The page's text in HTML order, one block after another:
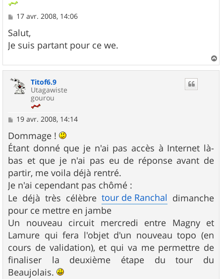
M
s
s
a
e
17 avr. 2008, 14:06
Salut,
Je suis partant pour ce we.
a
Titof6.9
Utagawiste
gourou
M
s
s
a
g
e
19 avr. 2008, 14:14
Dommage !
Étant donné que je n'ai pas accès à Internet là-
bas et que je n'ai pas eu de réponse avant de
partir, me voila déjà rentré.
Je n'ai cependant pas chômé :
Le déjà très célèbre tour de Ranchal dimanche
pour ce mettre en jambe
Un nouveau circuit mercredi entre Magny et
Lamure qui fera l'objet d'un nouveau topo (en
cours de validation), et qui va me permettre de
finaliser la deuxième étape du tour du
Beaujolais.